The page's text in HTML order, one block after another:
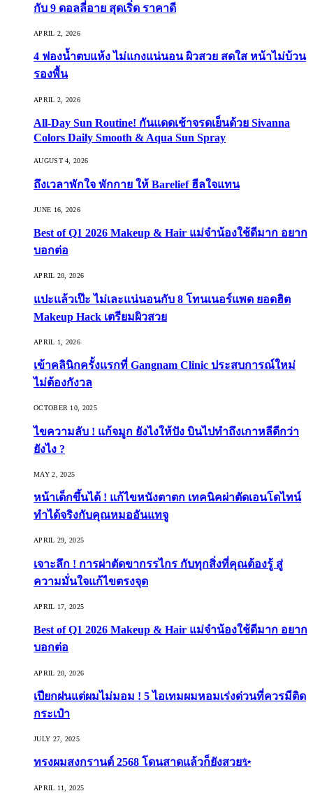
กับ 9 ดอลลี่อาย สุดเริ่ด ราคาดี
APRIL 2, 2026
4 ฟองน้ำตบแห้ง ไม่แกงแน่นอน ผิวสวย สดใส หน้าไม่บ้วน
รองพื้น
APRIL 2, 2026
All-Day Sun Routine! กันแดดเช้าจรดเย็นด้วย Sivanna
Colors Daily Smooth & Aqua Sun Spray
AUGUST 4, 2026
ถึงเวลาพักใจ พักกาย ให้ Barelief ฮีลใจแทน
JUNE 16, 2026
Best of Q1 2026 Makeup & Hair แม่จ๋าน้องใช้ดีมาก อยาก
บอกต่อ
APRIL 20, 2026
แปะแล้วเป๊ะ ไม่เละแน่นอนกับ 8 โทนเนอร์แพด ยอดฮิต
Makeup Hack เตรียมผิวสวย
APRIL 1, 2026
เข้าคลินิกครั้งแรกที่ Gangnam Clinic ประสบการณ์ใหม่
ไม่ต้องกังวล
OCTOBER 10, 2025
ไขความลับ ! แก้จมูก ยังไงให้ปัง บินไปทำถึงเกาหลีดีกว่า
ยังไง ?
MAY 2, 2025
หน้าเด็กขึ้นได้ ! แก้ไขหนังตาตก เทคนิคผ่าตัดเอนโดไทน์
ทำได้จริงกับคุณหมออันแทจู
APRIL 29, 2025
เจาะลึก ! การผ่าตัดขากรรไกร กับทุกสิ่งที่คุณต้องรู้ สู่
ความมั่นใจแก้ไขตรงจุด
APRIL 17, 2025
Best of Q1 2026 Makeup & Hair แม่จ๋าน้องใช้ดีมาก อยาก
บอกต่อ
APRIL 20, 2026
เปียกฝนแต่ผมไม่มอม ! 5 ไอเทมผมหอมเร่งด่วนที่ควรมีติด
กระเป๋า
JULY 27, 2025
ทรงผมสงกรานต์ 2568 โดนสาดแล้วก็ยังสวย✨
APRIL 11, 2025